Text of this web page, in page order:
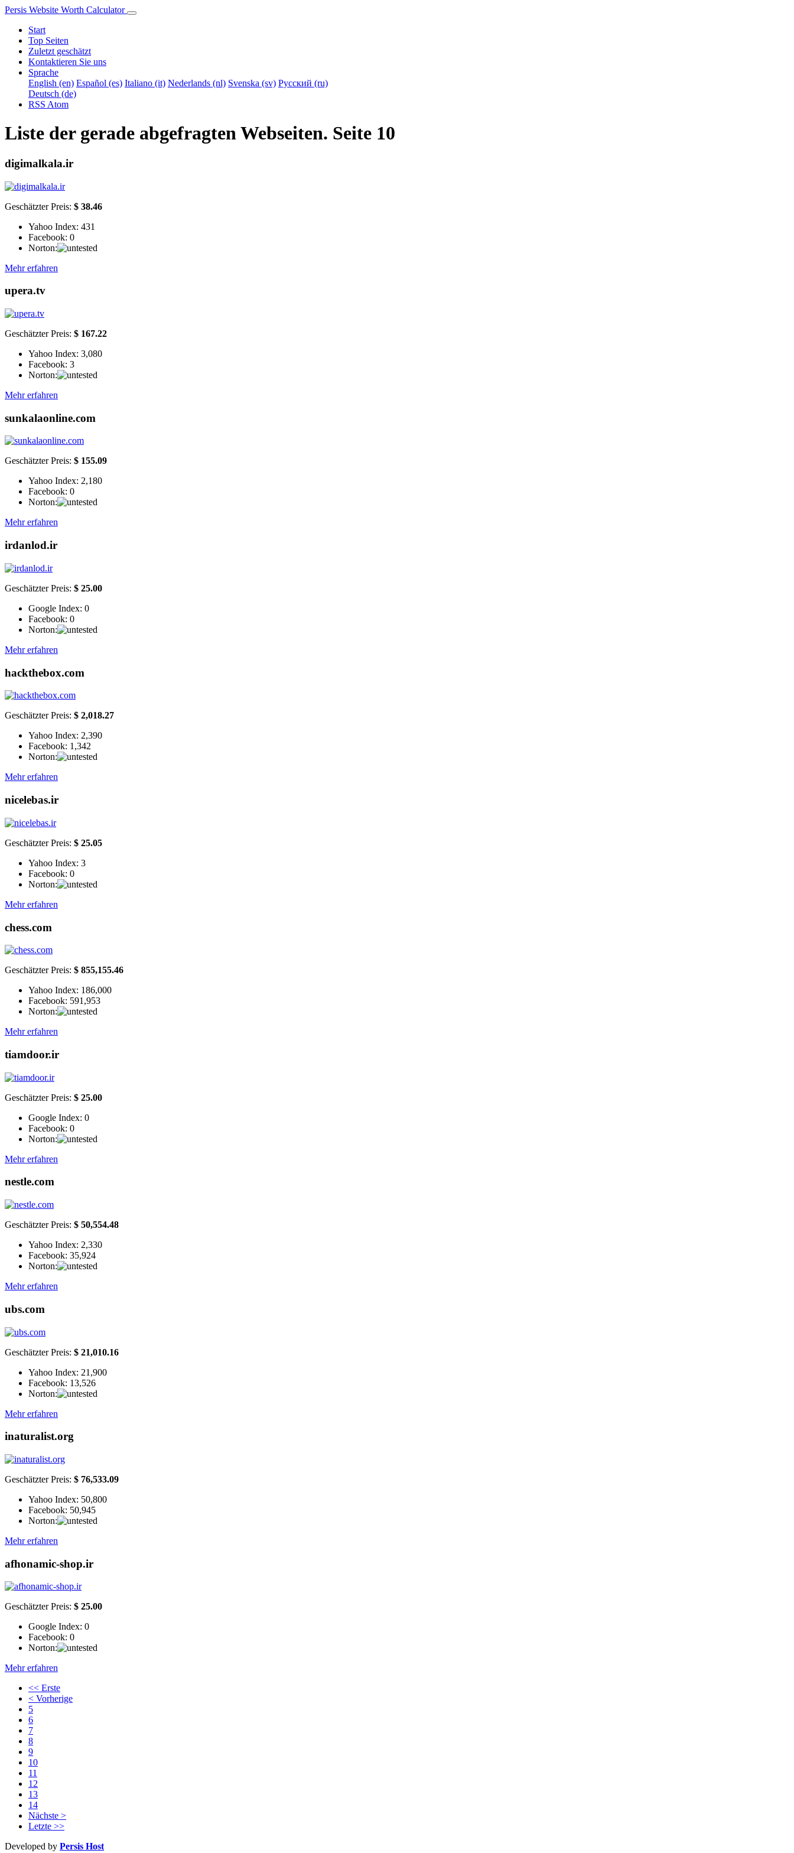
Persis Website Worth Calculator
Start
Top Seiten
Zuletzt geschätzt
Kontaktieren Sie uns
Sprache
English (en) Español (es) Italiano (it) Nederlands (nl) Svenska (sv) Русский (ru)
Deutsch (de)
RSS Atom
Liste der gerade abgefragten Webseiten. Seite 10
digimalkala.ir
Geschätzter Preis: $ 38.46
Yahoo Index: 431
Facebook: 0
Norton:
Mehr erfahren
upera.tv
Geschätzter Preis: $ 167.22
Yahoo Index: 3,080
Facebook: 3
Norton:
Mehr erfahren
sunkalaonline.com
Geschätzter Preis: $ 155.09
Yahoo Index: 2,180
Facebook: 0
Norton:
Mehr erfahren
irdanlod.ir
Geschätzter Preis: $ 25.00
Google Index: 0
Facebook: 0
Norton:
Mehr erfahren
hackthebox.com
Geschätzter Preis: $ 2,018.27
Yahoo Index: 2,390
Facebook: 1,342
Norton:
Mehr erfahren
nicelebas.ir
Geschätzter Preis: $ 25.05
Yahoo Index: 3
Facebook: 0
Norton:
Mehr erfahren
chess.com
Geschätzter Preis: $ 855,155.46
Yahoo Index: 186,000
Facebook: 591,953
Norton:
Mehr erfahren
tiamdoor.ir
Geschätzter Preis: $ 25.00
Google Index: 0
Facebook: 0
Norton:
Mehr erfahren
nestle.com
Geschätzter Preis: $ 50,554.48
Yahoo Index: 2,330
Facebook: 35,924
Norton:
Mehr erfahren
ubs.com
Geschätzter Preis: $ 21,010.16
Yahoo Index: 21,900
Facebook: 13,526
Norton:
Mehr erfahren
inaturalist.org
Geschätzter Preis: $ 76,533.09
Yahoo Index: 50,800
Facebook: 50,945
Norton:
Mehr erfahren
afhonamic-shop.ir
Geschätzter Preis: $ 25.00
Google Index: 0
Facebook: 0
Norton:
Mehr erfahren
<< Erste
< Vorherige
5
6
7
8
9
10
11
12
13
14
Nächste >
Letzte >>
Developed by Persis Host